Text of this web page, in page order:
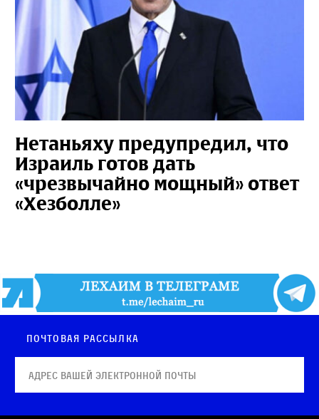
Нетаньяху предупредил, что
Израиль готов дать
«чрезвычайно мощный» ответ
«Хезболле»
Почтовая рассылка